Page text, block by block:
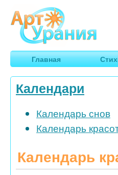
АртУрания
Умные гороскопы,
Главная
Календари
Календарь снов
Календарь
Календарь